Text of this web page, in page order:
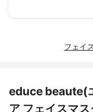
フェイ
educe beaute(
ア フェイスマ